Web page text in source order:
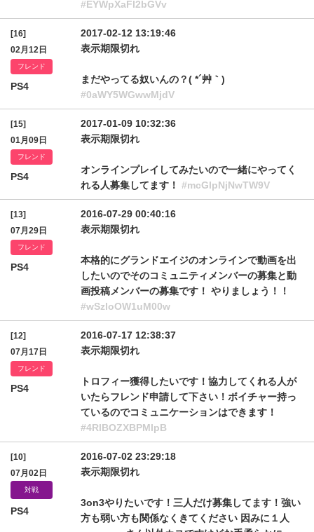
#EYWpXaFI2bGVv
[16]
02月12日
フレンド
PS4
2017-02-12 13:19:46
表示期限切れ
まだやってる奴いんの？( *´艸｀)
#0aWY5WGwwMjdV
[15]
01月09日
フレンド
PS4
2017-01-09 10:32:36
表示期限切れ
オンラインプレイしてみたいので一緒にやってく
れる人募集してます！ #mcGlpNjNwTW9V
[13]
07月29日
フレンド
PS4
2016-07-29 00:40:16
表示期限切れ
本格的にグランドエイジのオンラインで動画を出
したいのでそのコミュニティメンバーの募集と動
画投稿メンバーの募集です！ やりましょう！！
#wSzloOW1uM00w
[12]
07月17日
フレンド
PS4
2016-07-17 12:38:37
表示期限切れ
トロフィー獲得したいです！協力してくれる人が
いたらフレンド申請して下さい！ボイチャー持っ
ているのでコミュニケーションはできます！
#4RlBOZXBPMlpB
[10]
07月02日
対戦
PS4
2016-07-02 23:29:18
表示期限切れ
3on3やりたいです！三人だけ募集してます！強い
方も弱い方も関係なくきてください 因みに１人